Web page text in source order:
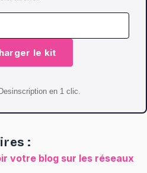
le kit
en 1 clic.
:
votre blog sur les réseaux